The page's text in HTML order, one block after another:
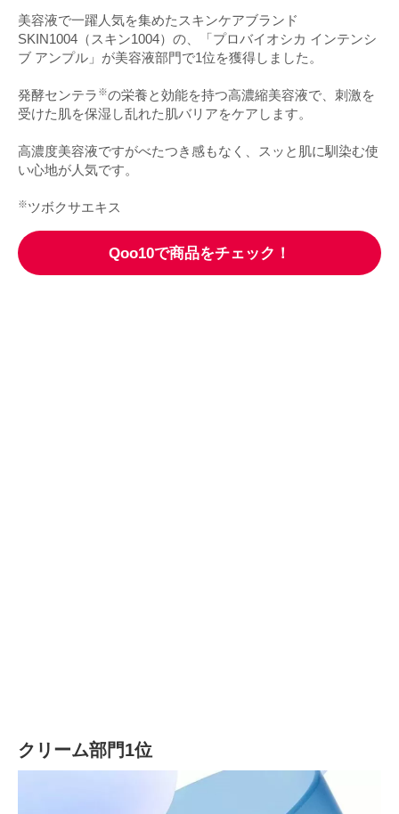
美容液で一躍人気を集めたスキンケアブランド
SKIN1004（スキン1004）の、「プロバイオシカ インテンシ
ブ アンプル」が美容液部門で1位を獲得しました。
発酵センテラ ※の栄養と効能を持つ高濃縮美容液で、刺激を
受けた肌を保湿し乱れた肌バリアをケアします。
高濃度美容液ですがべたつき感もなく、スッと肌に馴染む使
い心地が人気です。
※ツボクサエキス
Qoo10で商品をチェック！
クリーム部門1位